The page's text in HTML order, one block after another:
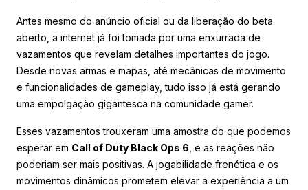
Antes mesmo do anúncio oficial ou da liberação do beta
aberto, a internet já foi tomada por uma enxurrada de
vazamentos que revelam detalhes importantes do jogo.
Desde novas armas e mapas, até mecânicas de movimento
e funcionalidades de gameplay, tudo isso já está gerando
uma empolgação gigantesca na comunidade gamer.
Esses vazamentos trouxeram uma amostra do que podemos
esperar em Call of Duty Black Ops 6 , e as reações não
poderiam ser mais positivas. A jogabilidade frenética e os
movimentos dinâmicos prometem elevar a experiência a um